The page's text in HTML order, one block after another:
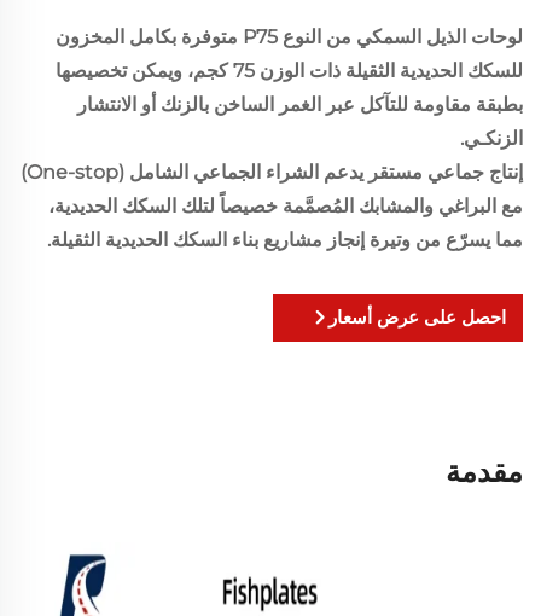
لوحات الذيل السمكي من النوع P75 متوفرة بكامل المخزون
للسكك الحديدية الثقيلة ذات الوزن 75 كجم، ويمكن تخصيصها
بطبقة مقاومة للتآكل عبر الغمر الساخن بالزنك أو الانتشار
الزنكـي.
إنتاج جماعي مستقر يدعم الشراء الجماعي الشامل (One-stop)
مع البراغي والمشابك المُصمَّمة خصيصاً لتلك السكك الحديدية،
مما يسرّع من وتيرة إنجاز مشاريع بناء السكك الحديدية الثقيلة.
احصل على عرض أسعار
مقدمة